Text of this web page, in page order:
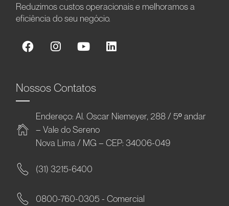
Reduzimos custos operacionais e melhoramos a
eficiência do seu negócio.
Nossos Contatos
Endereço: Al. Oscar Niemeyer, 288 / 5º andar
– Vale do Sereno
Nova Lima / MG – CEP: 34006-049
(31) 3215-6400
0800-760-0305 - Comercial